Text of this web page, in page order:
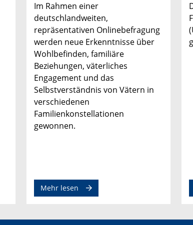
Im Rahmen einer
deutschlandweiten,
repräsentativen Onlinebefragung
werden neue Erkenntnisse über
Wohlbefinden, familiäre
Beziehungen, väterliches
Engagement und das
Selbstverständnis von Vätern in
verschiedenen
Familienkonstellationen
gewonnen.
Mehr lesen